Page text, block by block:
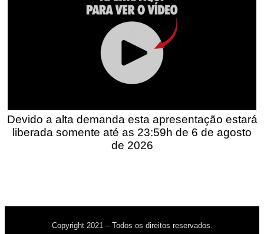
Devido a alta demanda esta apresentação estará
liberada somente até as 23:59h de 6 de agosto
de 2026
Copyright 2021 – Todos os direitos reservados.